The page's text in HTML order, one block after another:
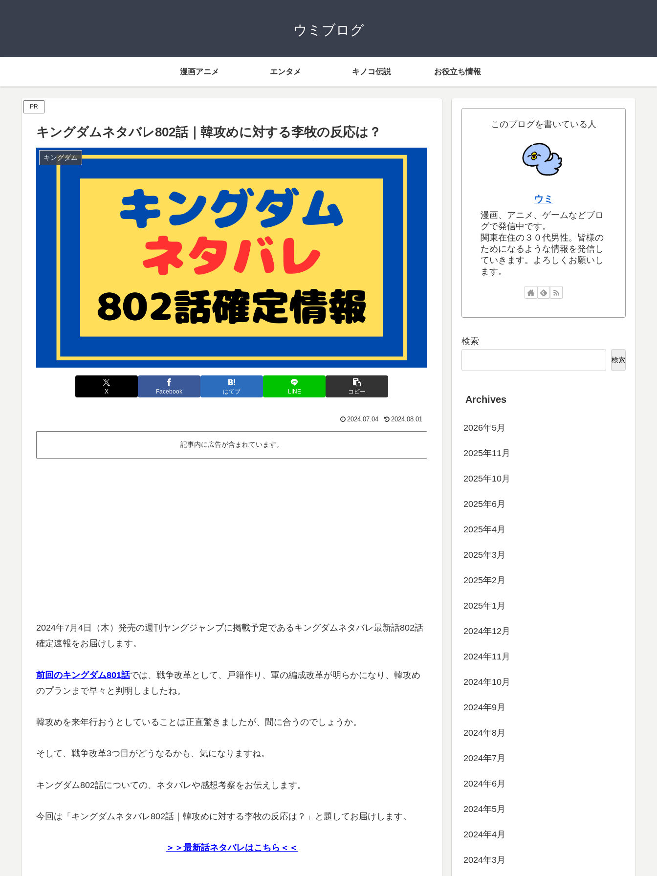
ウミブログ
漫画アニメ エンタメ キノコ伝説 お役立ち情報
PR
キングダムネタバレ802話｜韓攻めに対する李牧の反応は？
キングダム
X Facebook はてブ LINE コピー
2024.07.04 2024.08.01
記事内に広告が含まれています。
2024年7月4日（木）発売の週刊ヤングジャンプに掲載予定であるキングダムネタバレ最新話802話
確定速報をお届けします。
前回のキングダム801話では、戦争改革として、戸籍作り、軍の編成改革が明らかになり、韓攻め
のプランまで早々と判明しましたね。
韓攻めを来年行おうとしていることは正直驚きましたが、間に合うのでしょうか。
そして、戦争改革3つ目がどうなるかも、気になりますね。
キングダム802話についての、ネタバレや感想考察をお伝えします。
今回は「キングダムネタバレ802話｜韓攻めに対する李牧の反応は？」と題してお届けします。
＞＞最新話ネタバレはこちら＜＜
このブログを書いている人
ウミ
漫画、アニメ、ゲームなどブロ
グで発信中です。
関東在住の３０代男性。皆様の
ためになるような情報を発信し
ていきます。よろしくお願いし
ます。
検索
検索
Archives
2026年5月
2025年11月
2025年10月
2025年6月
2025年4月
2025年3月
2025年2月
2025年1月
2024年12月
2024年11月
2024年10月
2024年9月
2024年8月
2024年7月
2024年6月
2024年5月
2024年4月
2024年3月